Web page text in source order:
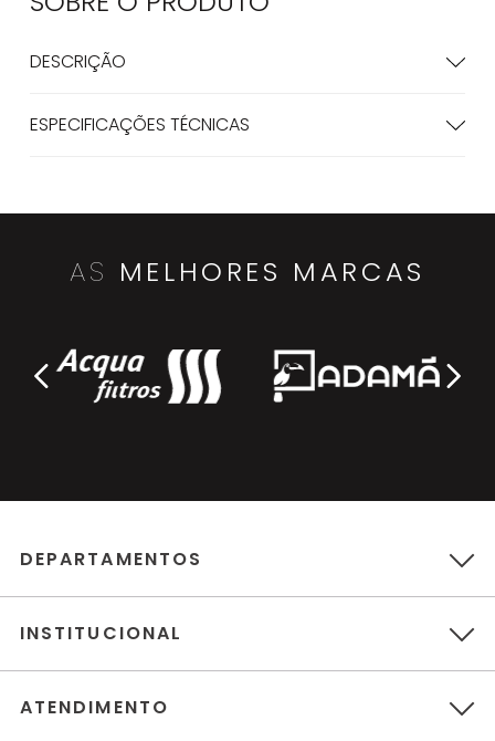
DESCRIÇÃO
ESPECIFICAÇÕES TÉCNICAS
AS MELHORES MARCAS
DEPARTAMENTOS
INSTITUCIONAL
ATENDIMENTO